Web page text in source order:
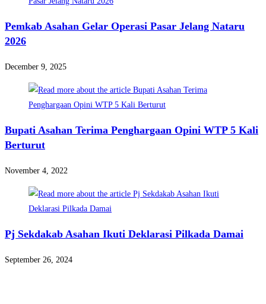
Pemkab Asahan Gelar Operasi Pasar Jelang Nataru
2026
December 9, 2025
Bupati Asahan Terima Penghargaan Opini WTP 5 Kali
Berturut
November 4, 2022
Pj Sekdakab Asahan Ikuti Deklarasi Pilkada Damai
September 26, 2024